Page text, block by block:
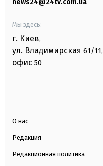
news24@24tv.com.ua
Мы здесь:
г. Киев,
ул. Владимирская 61/11,
офис 50
О нас
Редакция
Редакционная политика